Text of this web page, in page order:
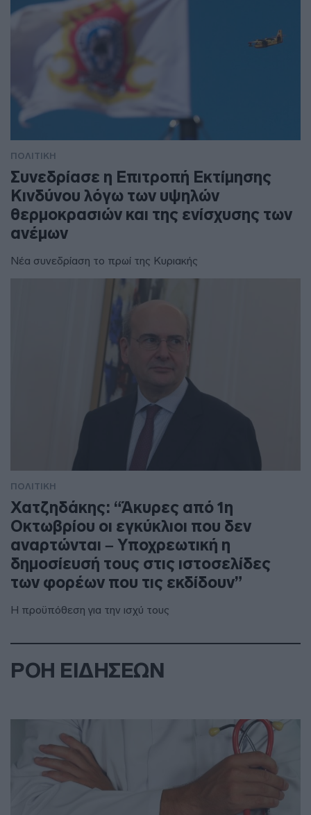
ΠΟΛΙΤΙΚΗ
Συνεδρίασε η Επιτροπή Εκτίμησης
Κινδύνου λόγω των υψηλών
θερμοκρασιών και της ενίσχυσης των
ανέμων
Νέα συνεδρίαση το πρωί της Κυριακής
ΠΟΛΙΤΙΚΗ
Χατζηδάκης: “Άκυρες από 1η
Οκτωβρίου οι εγκύκλιοι που δεν
αναρτώνται – Υποχρεωτική η
δημοσίευσή τους στις ιστοσελίδες
των φορέων που τις εκδίδουν”
Η προϋπόθεση για την ισχύ τους
ΡΟΗ ΕΙΔΗΣΕΩΝ